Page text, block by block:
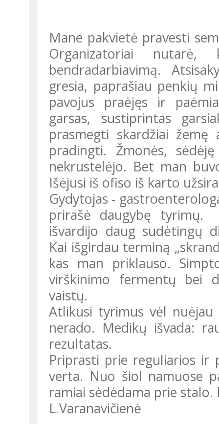
Mane pakvietė pravesti seminarą solidžios firmos darbuotojams.
Organizatoriai
bendradarbiavimą.
gresia, paprašiau penkių
pavojus praėjęs ir
garsas, sustiprintas
prasmegti skardžiai
pradingti. Žmonės,
nekrustelėjo. Bet man
Išėjusi iš ofiso iš karto
Gydytojas - gastroenterologas dėmesingai išklausė mano bėdas ir
prirašė daugybę tyrimų.
išvardijo daug sudėtingų
Kai išgirdau terminą
kas man priklauso.
virškinimo fermentų bei
vaistų.
Atlikusi tyrimus vėl nuėjau į polikliniką. Laimei, jokių patologijų
nerado. Medikų išvada:
rezultatas.
Priprasti prie reguliarios ir pilnavertės mitybos buvo sunku, bet
verta. Nuo šiol namuose
ramiai sėdėdama prie stalo.
L.Varanavičienė